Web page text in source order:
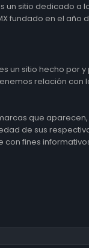
un sitio dedicado a
fundado en el año
un sitio hecho por
relación con
que
de sus
con fines